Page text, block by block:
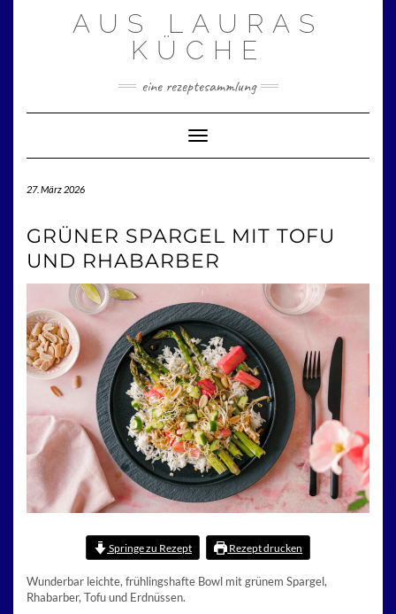
AUS LAURAS
KÜCHE
eine rezeptesammlung
Toggle Navigation
27. März 2026
GRÜNER SPARGEL MIT TOFU
UND RHABARBER
Springe zu Rezept Rezept drucken
Wunderbar leichte, frühlingshafte Bowl mit grünem Spargel,
Rhabarber, Tofu und Erdnüssen.